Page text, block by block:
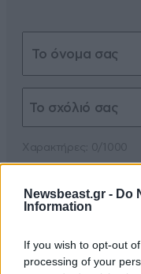
Newsbeast.gr - Do
Information
If you wish to opt-out
processing of your